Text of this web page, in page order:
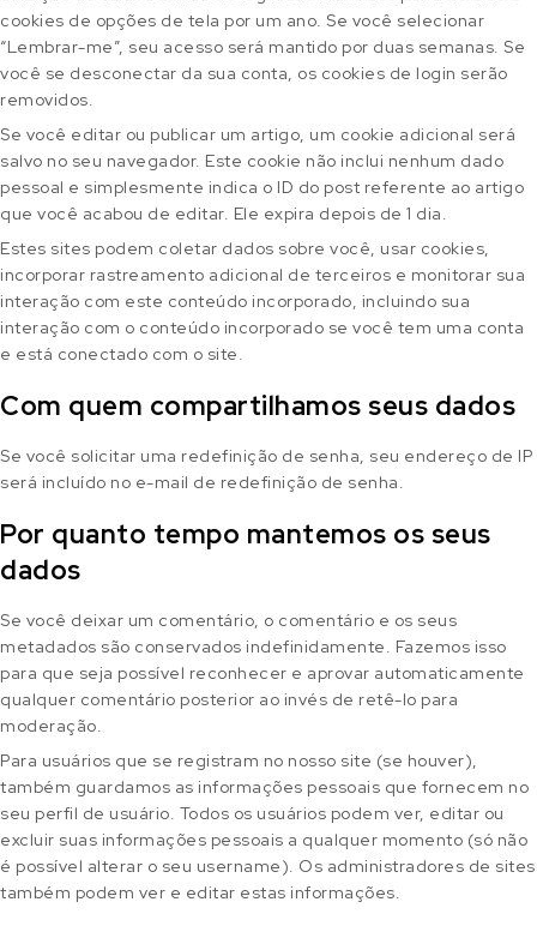
cookies de opções de tela por um ano. Se você selecionar
“Lembrar-me”, seu acesso será mantido por duas semanas. Se
você se desconectar da sua conta, os cookies de login serão
removidos.
Se você editar ou publicar um artigo, um cookie adicional será
salvo no seu navegador. Este cookie não inclui nenhum dado
pessoal e simplesmente indica o ID do post referente ao artigo
que você acabou de editar. Ele expira depois de 1 dia.
Estes sites podem coletar dados sobre você, usar cookies,
incorporar rastreamento adicional de terceiros e monitorar sua
interação com este conteúdo incorporado, incluindo sua
interação com o conteúdo incorporado se você tem uma conta
e está conectado com o site.
Com quem compartilhamos seus dados
Se você solicitar uma redefinição de senha, seu endereço de IP
será incluído no e-mail de redefinição de senha.
Por quanto tempo mantemos os seus
dados
Se você deixar um comentário, o comentário e os seus
metadados são conservados indefinidamente. Fazemos isso
para que seja possível reconhecer e aprovar automaticamente
qualquer comentário posterior ao invés de retê-lo para
moderação.
Para usuários que se registram no nosso site (se houver),
também guardamos as informações pessoais que fornecem no
seu perfil de usuário. Todos os usuários podem ver, editar ou
excluir suas informações pessoais a qualquer momento (só não
é possível alterar o seu username). Os administradores de sites
também podem ver e editar estas informações.